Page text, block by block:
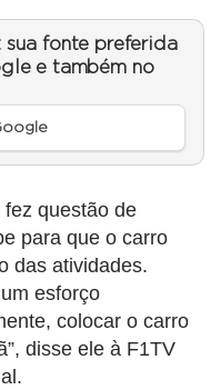
sua fonte preferida
e também no
questão de
para que o carro
das atividades.
esforço
colocar o carro
disse ele à F1TV